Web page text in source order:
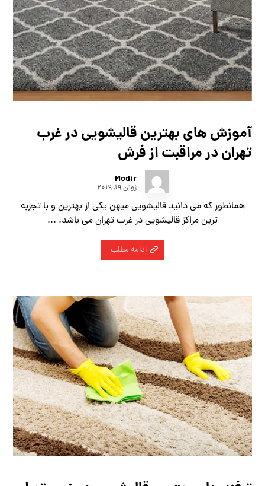
آموزش های بهترین قالیشویی در غرب
تهران در مراقبت از فرش
Modir
ژوئن ۱۹, ۲۰۱۹
همانطور که می دانید قالیشویی میهن یکی از بهترین و با تجربه
ترین مراکز قالیشویی در غرب تهران می باشد. ...
ادامه مطلب